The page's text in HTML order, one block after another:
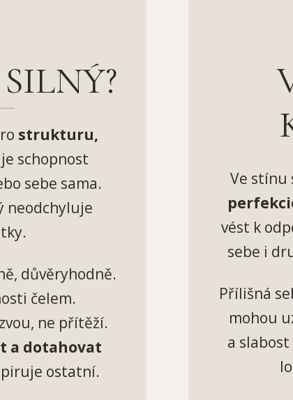
strukturu,
schopnost
sebe sama.
neodchyluje
důvěryhodně.
čelem.
ne přítěží.
a dotahovat
ostatní.
Ve stínu
vést k
sebe i
Přílišná
mohou
a